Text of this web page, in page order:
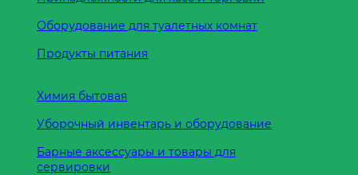
Оборудование для туалетных комнат
Продукты питания
Химия бытовая
Уборочный инвентарь и оборудование
Барные аксессуары и товары для
сервировки